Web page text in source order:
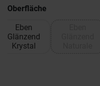
Oberfläche
Eben
Glänzend
Krystal